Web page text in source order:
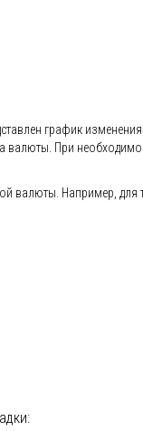
график изменения
валюты. При
валюты. Например, для